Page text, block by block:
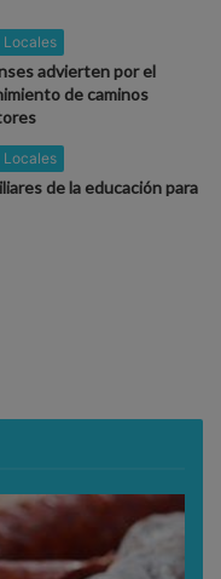
Locales
advierten por el
de caminos
Locales
de la educación para